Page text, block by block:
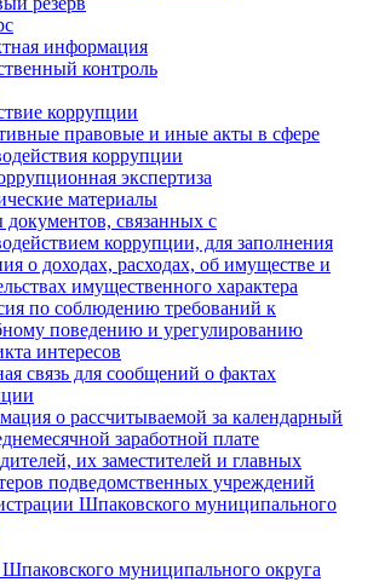
информация
контроль
коррупции
правовые и иные акты в сфере
коррупции
экспертиза
материалы
связанных с
коррупции, для заполнения
о доходах, расходах, об имуществе и
имущественного характера
по соблюдению требований к
поведению и урегулированию
интересов
связь для сообщений о фактах
о рассчитываемой за календарный
заработной плате
их заместителей и главных
подведомственных учреждений
Шпаковского муниципального
муниципального округа